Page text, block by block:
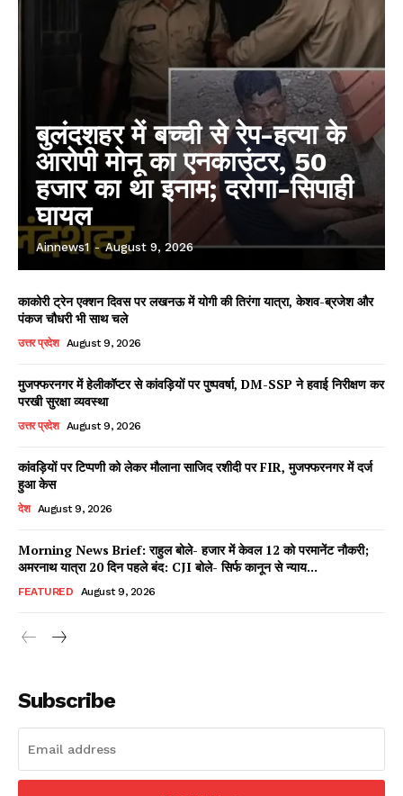
Facebook
Read Latest News on AIN
NEWS 1 App
बुलंदशहर में बच्ची से रेप-हत्या के
आरोपी मोनू का एनकाउंटर, 50
हजार का था इनाम; दरोगा-सिपाही
घायल
Ainnews1 - August 9, 2026
काकोरी ट्रेन एक्शन दिवस पर लखनऊ में योगी की तिरंगा यात्रा, केशव-ब्रजेश और
पंकज चौधरी भी साथ चले
उत्तर प्रदेश August 9, 2026
मुजफ्फरनगर में हेलीकॉप्टर से कांवड़ियों पर पुष्पवर्षा, DM-SSP ने हवाई निरीक्षण कर
परखी सुरक्षा व्यवस्था
उत्तर प्रदेश August 9, 2026
कांवड़ियों पर टिप्पणी को लेकर मौलाना साजिद रशीदी पर FIR, मुजफ्फरनगर में दर्ज
हुआ केस
देश August 9, 2026
Morning News Brief: राहुल बोले- हजार में केवल 12 को परमानेंट नौकरी;
अमरनाथ यात्रा 20 दिन पहले बंद: CJI बोले- सिर्फ कानून से न्याय...
FEATURED August 9, 2026
Subscribe